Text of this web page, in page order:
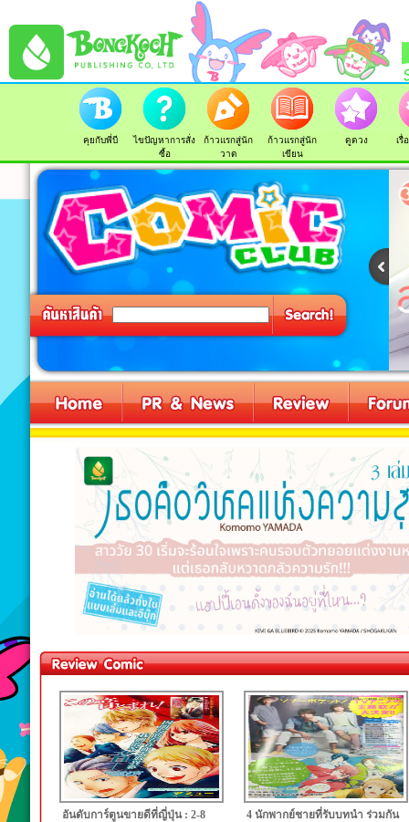
คุยกับพี่บี
ไขปัญหาการสั่ง
ซื้อ
ก้าวแรกสู่นัก
วาด
ก้าวแรกสู่นัก
เขียน
ดูดวง เรื่
อันดับการ์ตูนขายดีที่ญี่ปุ่น : 2-8
4 นักพากย์ชายที่รับบทนำ ร่วมกัน